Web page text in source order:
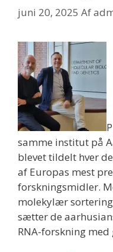
juni 20, 2025 Af
samme institut på
blevet tildelt hver
af Europas mest
forskningsmidler.
molekylær
sætter de
RNA-forskning